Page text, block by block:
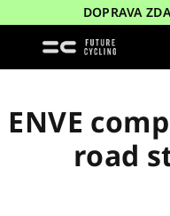
na
DOPRAVA
ENVE
road